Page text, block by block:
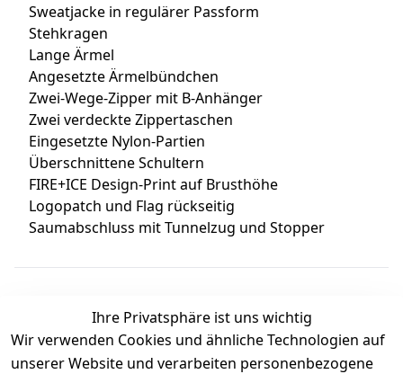
Sweatjacke in regulärer Passform
Stehkragen
Lange Ärmel
Angesetzte Ärmelbündchen
Zwei-Wege-Zipper mit B-Anhänger
Zwei verdeckte Zippertaschen
Eingesetzte Nylon-Partien
Überschnittene Schultern
FIRE+ICE Design-Print auf Brusthöhe
Logopatch und Flag rückseitig
Saumabschluss mit Tunnelzug und Stopper
Kundenbewertungen
Ihre Privatsphäre ist uns wichtig
Wir verwenden Cookies und ähnliche Technologien auf
unserer Website und verarbeiten personenbezogene